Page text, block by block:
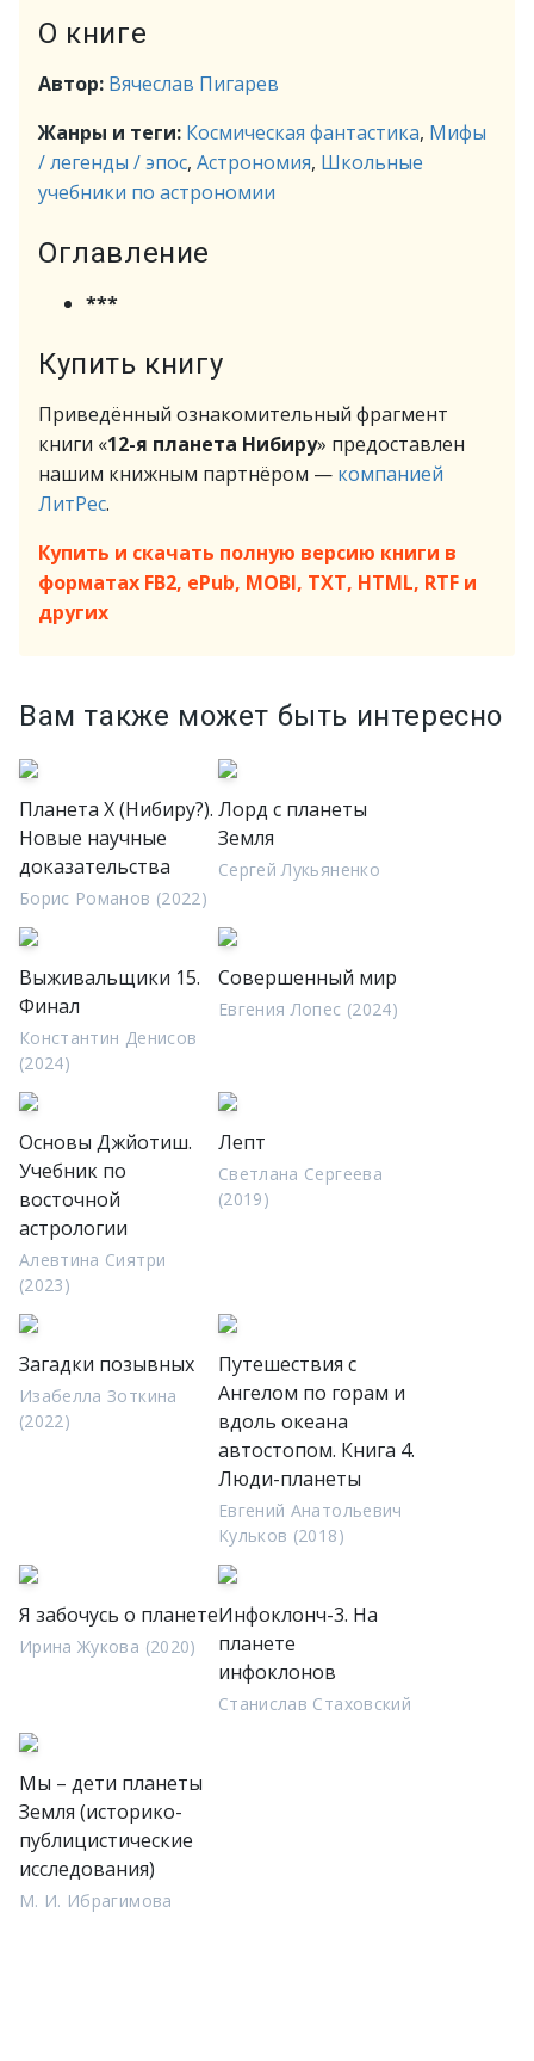
О книге
Автор: Вячеслав Пигарев
Жанры и теги: Космическая фантастика, Мифы
/ легенды / эпос, Астрономия, Школьные
учебники по астрономии
Оглавление
***
Купить книгу
Приведённый ознакомительный фрагмент
книги «12-я планета Нибиру» предоставлен
нашим книжным партнёром — компанией
ЛитРес.
Купить и скачать полную версию книги в
форматах FB2, ePub, MOBI, TXT, HTML, RTF и
других
Вам также может быть интересно
Планета Х (Нибиру?).
Новые научные
доказательства
Борис Романов (2022)
Лорд с планеты
Земля
Сергей Лукьяненко
Выживальщики 15.
Финал
Константин Денисов
(2024)
Совершенный мир
Евгения Лопес (2024)
Основы Джйотиш.
Учебник по
восточной
астрологии
Алевтина Сиятри
(2023)
Лепт
Светлана Сергеева
(2019)
Загадки позывных
Изабелла Зоткина
(2022)
Путешествия с
Ангелом по горам и
вдоль океана
автостопом. Книга 4.
Люди-планеты
Евгений Анатольевич
Кульков (2018)
Я забочусь о планете
Ирина Жукова (2020)
Инфоклонч-3. На
планете
инфоклонов
Станислав Стаховский
Мы – дети планеты
Земля (историко-
публицистические
исследования)
М. И. Ибрагимова